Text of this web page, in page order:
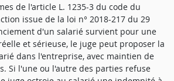
de l'article L. 1235-3 du code du
issue de la loi n° 2018-217 du 29
d'un salarié survient pour une
et sérieuse, le juge peut proposer la
dans l'entreprise, avec maintien de
Si l'une ou l'autre des parties refuse